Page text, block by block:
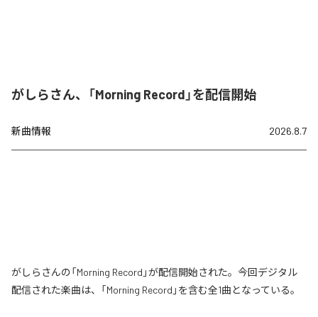
がしらさん、「Morning Record」を配信開始
新曲情報 2026.8.7
がしらさんの「Morning Record」が配信開始された。今回デジタル
配信された楽曲は、「Morning Record」を含む全1曲となっている。